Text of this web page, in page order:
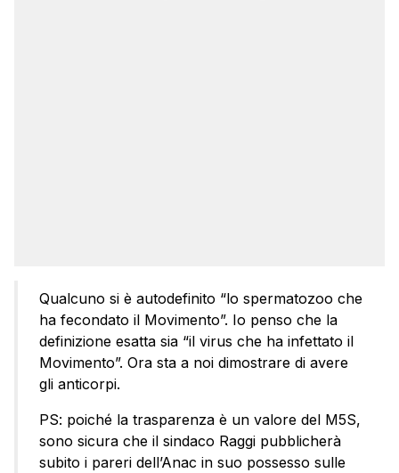
Qualcuno si è autodefinito “lo spermatozoo che
ha fecondato il Movimento”. Io penso che la
definizione esatta sia “il virus che ha infettato il
Movimento”. Ora sta a noi dimostrare di avere
gli anticorpi.
PS: poiché la trasparenza è un valore del M5S,
sono sicura che il sindaco Raggi pubblicherà
subito i pareri dell’Anac in suo possesso sulle